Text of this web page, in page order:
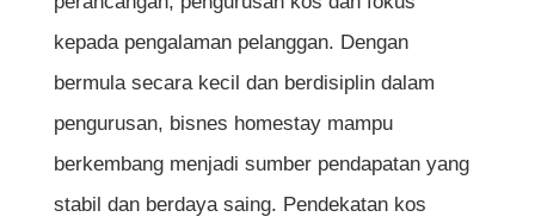
kepada pengalaman pelanggan. Dengan
bermula secara kecil dan berdisiplin dalam
pengurusan, bisnes homestay mampu
berkembang menjadi sumber pendapatan yang
stabil dan berdaya saing. Pendekatan kos